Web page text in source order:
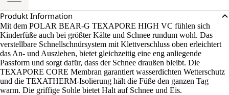
Produkt Information
Mit dem POLAR BEAR-G TEXAPORE HIGH VC fühlen sich
Kinderfüße auch bei größter Kälte und Schnee rundum wohl. Das
verstellbare Schnellschnürsystem mit Klettverschluss oben erleichtert
das An- und Ausziehen, bietet gleichzeitig eine eng anliegende
Passform und sorgt dafür, dass der Schnee draußen bleibt. Die
TEXAPORE CORE Membran garantiert wasserdichten Wetterschutz
und die TEXATHERM-Isolierung hält die Füße den ganzen Tag
warm. Die griffige Sohle bietet Halt auf Schnee und Eis.